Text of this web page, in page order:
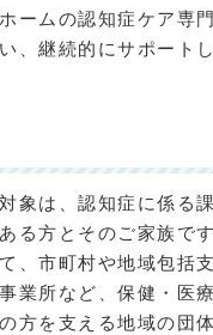
ームの認知症ケア専
、継続的にサポートし
象は、認知症に係る
る方とそのご家族で
、市町村や地域包括
業所など、保健・医
方を支える地域の団